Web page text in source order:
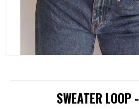
SWEATER LOOP